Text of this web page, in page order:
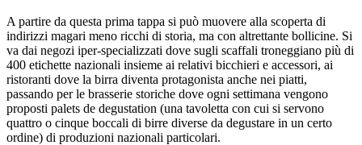
A partire da questa prima tappa si può muovere alla scoperta di
indirizzi magari meno ricchi di storia, ma con altrettante bollicine. Si
va dai negozi iper-specializzati dove sugli scaffali troneggiano più di
400 etichette nazionali insieme ai relativi bicchieri e accessori, ai
ristoranti dove la birra diventa protagonista anche nei piatti,
passando per le brasserie storiche dove ogni settimana vengono
proposti palets de degustation (una tavoletta con cui si servono
quattro o cinque boccali di birre diverse da degustare in un certo
ordine) di produzioni nazionali particolari.